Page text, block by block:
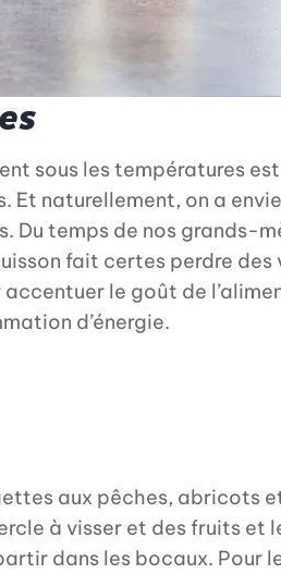
sous les températures
Et naturellement, on a
Du temps de nos grands-
fait certes perdre
le goût de
d’énergie.
aux pêches, abricots
à visser et des fruits
dans les bocaux. Pour